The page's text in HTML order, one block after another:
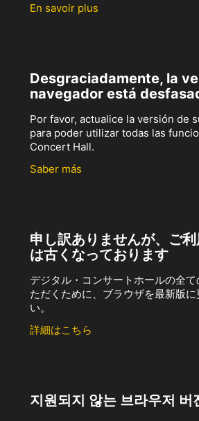
En savoir plus
Desgraciadamente, la
navegador está
Por favor, actualice la versión de
para poder utilizar todas las
Concert Hall.
Saber más
申し訳ありませんが、ご
は古くなっております
デジタル・コンサートホールの全
ただくために、ブラウザを最新版に
い。
詳細はこちら
지원되지 않는 브라우저 버